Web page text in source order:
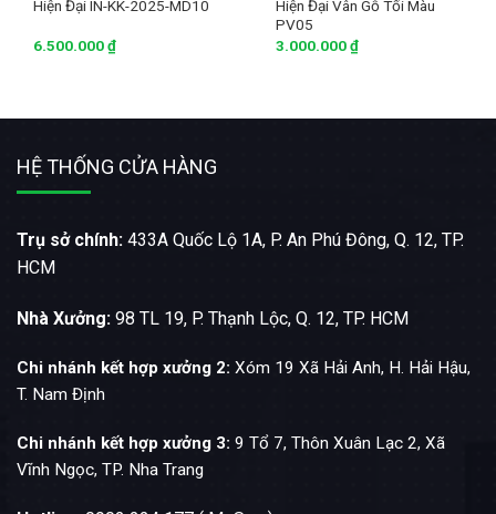
Hiện Đại IN-KK-2025-MD10
6.500.000₫
Hiện Đại Vân Gỗ Tối Màu
PV05
3.000.000₫
HỆ THỐNG CỬA HÀNG
Trụ sở chính: 433A Quốc Lộ 1A, P. An Phú Đông, Q. 12, TP.
HCM
Nhà Xưởng: 98 TL 19, P. Thạnh Lộc, Q. 12, TP. HCM
Chi nhánh kết hợp xưởng 2: Xóm 19 Xã Hải Anh, H. Hải Hậu,
T. Nam Định
Chi nhánh kết hợp xưởng 3: 9 Tổ 7, Thôn Xuân Lạc 2, Xã
Vĩnh Ngọc, TP. Nha Trang